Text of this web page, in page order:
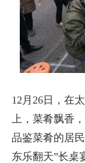
12月26日，在
上，菜肴飘香
品鉴菜肴的居
东乐翻天”长桌